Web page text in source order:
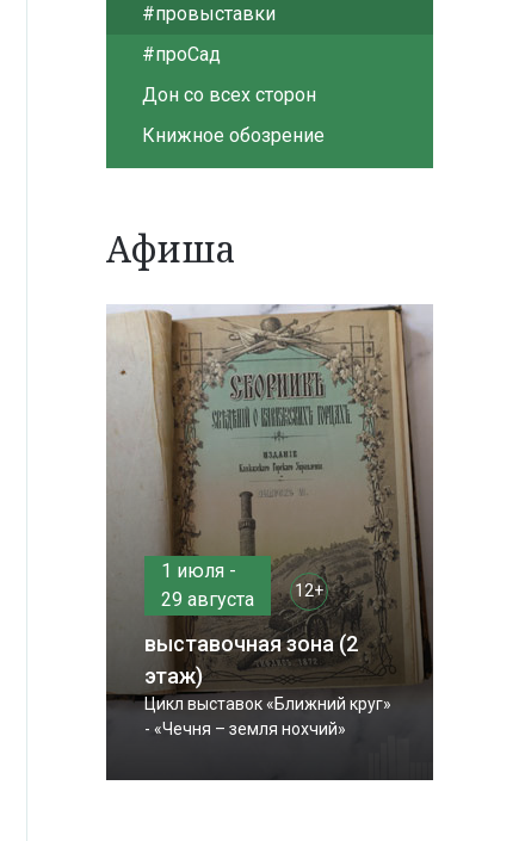
#провыставки
#проСад
Дон со всех сторон
Книжное обозрение
Афиша
1 июля -
29 августа
12+
выставочная зона (2
этаж)
Цикл выставок «Ближний круг»
- «Чечня – земля нохчий»